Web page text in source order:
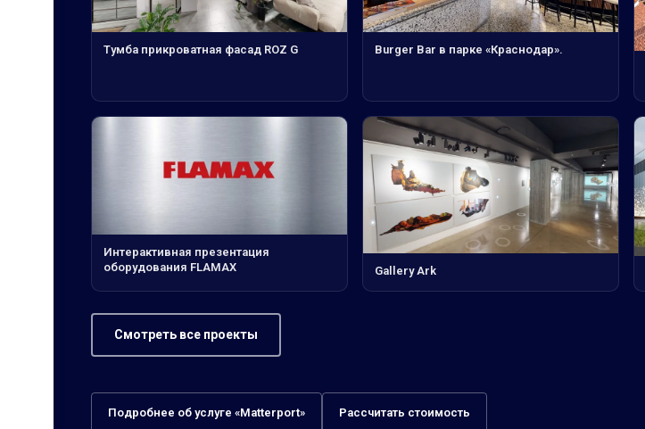
Тумба прикроватная фасад ROZ G
Burger Bar в парке «Краснодар».
Интерактивная презентация
оборудования FLAMAX
Gallery Ark
Смотреть все проекты
Подробнее об услуге «Matterport» Рассчитать стоимость